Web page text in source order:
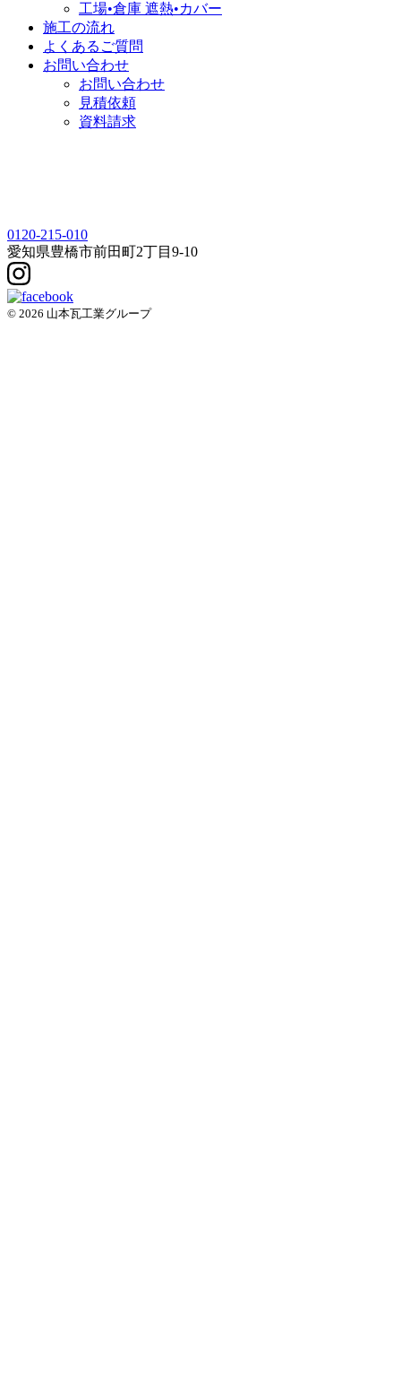
工場•倉庫 遮熱•カバー
施工の流れ
よくあるご質問
お問い合わせ
お問い合わせ
見積依頼
資料請求
0120-215-010
愛知県豊橋市前田町2丁目9-10
© 2026 山本瓦工業グループ